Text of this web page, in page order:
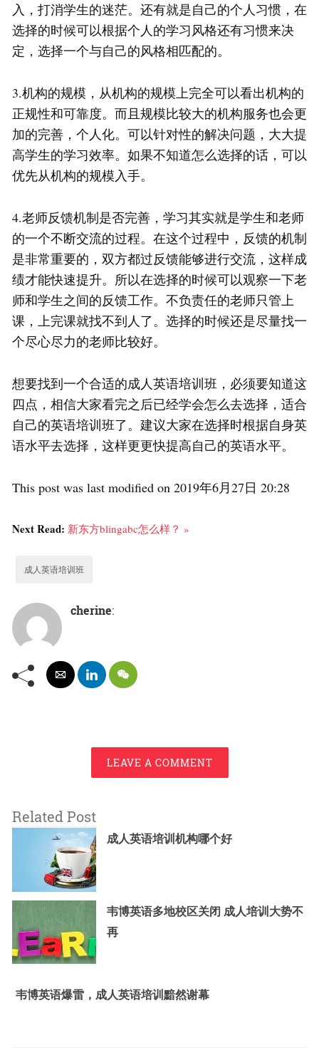
入，打消学生的迷茫。还有就是自己的个人习惯，在
选择的时候可以根据个人的学习风格还有习惯来决
定，选择一个与自己的风格相匹配的。
3.机构的规模，从机构的规模上完全可以看出机构的
正规性和可靠度。而且规模比较大的机构服务也会更
加的完善，个人化。可以针对性的解决问题，大大提
高学生的学习效率。如果不知道怎么选择的话，可以
优先从机构的规模入手。
4.老师反馈机制是否完善，学习其实就是学生和老师
的一个不断交流的过程。在这个过程中，反馈的机制
是非常重要的，双方都过反馈能够进行交流，这样成
绩才能快速提升。所以在选择的时候可以观察一下老
师和学生之间的反馈工作。不负责任的老师只管上
课，上完课就找不到人了。选择的时候还是尽量找一
个尽心尽力的老师比较好。
想要找到一个合适的成人英语培训班，必须要知道这
四点，相信大家看完之后已经学会怎么去选择，适合
自己的英语培训班了。建议大家在选择时根据自身英
语水平去选择，这样更更快提高自己的英语水平。
This post was last modified on 2019年6月27日 20:28
Next Read: 新东方blingabc怎么样？ »
成人英语培训班
cherine:
LEAVE A COMMENT
Related Post
成人英语培训机构哪个好
韦博英语多地校区关闭 成人培训大势不
再
韦博英语爆雷，成人英语培训黯然谢幕